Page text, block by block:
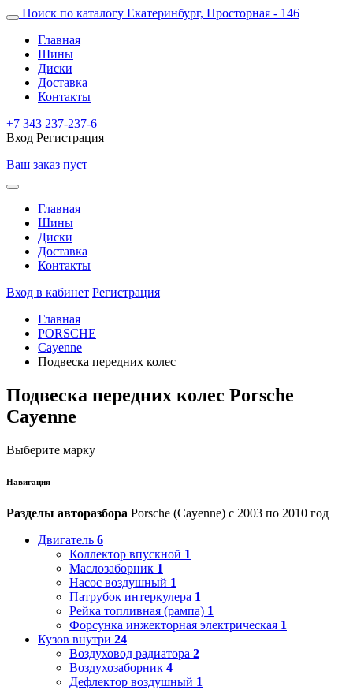
Поиск по каталогу Екатеринбург, Просторная - 146
Главная
Шины
Диски
Доставка
Контакты
+7 343 237-237-6
Вход Регистрация
Ваш заказ пуст
Главная
Шины
Диски
Доставка
Контакты
Вход в кабинет Регистрация
Главная
PORSCHE
Cayenne
Подвеска передних колес
Подвеска передних колес Porsche
Cayenne
Выберите марку
Навигация
Разделы авторазбора Porsche (Cayenne) с 2003 по 2010 год
Двигатель 6
Коллектор впускной 1
Маслозаборник 1
Насос воздушный 1
Патрубок интеркулера 1
Рейка топливная (рампа) 1
Форсунка инжекторная электрическая 1
Кузов внутри 24
Воздуховод радиатора 2
Воздухозаборник 4
Дефлектор воздушный 1